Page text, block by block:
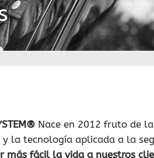
Nace en 2012 fruto de
y la tecnología aplicada a la
más fácil la vida a nuestros